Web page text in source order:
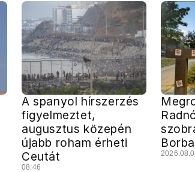
A spanyol hírszerzés
figyelmeztet,
augusztus közepén
újabb roham érheti
Ceutát
08:46